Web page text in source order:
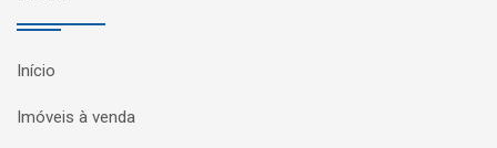
Início
Imóveis à venda